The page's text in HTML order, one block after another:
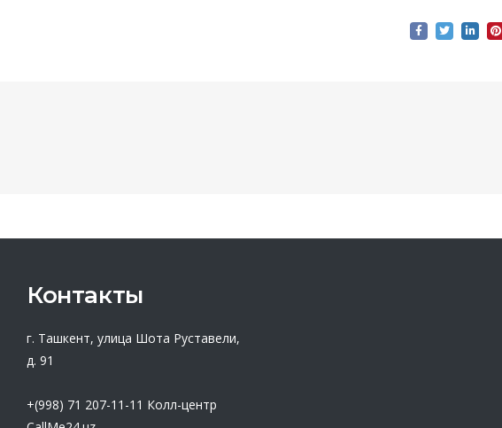
Контакты
г. Ташкент, улица Шота Руставели,
д. 91
+(998) 71 207-11-11 Колл-центр